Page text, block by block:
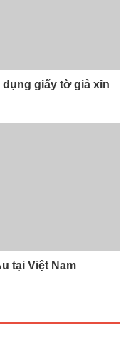
giấy tờ giả xin
tại Việt Nam